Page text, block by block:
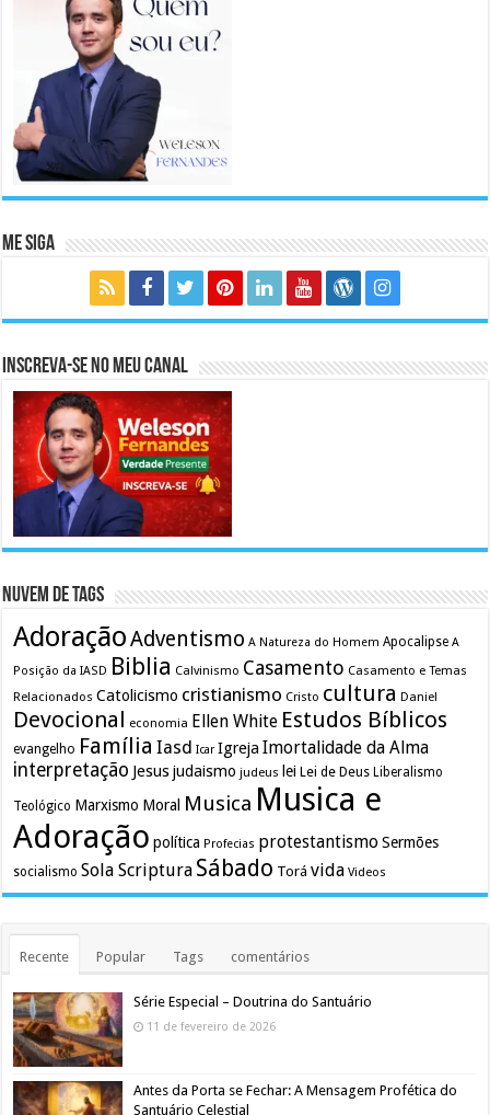
Me Siga
Inscreva-se no meu canal
Nuvem de Tags
AdoraçãoAdventismo A Natureza do Homem Apocalipse A
Posição da IASD Biblia Calvinismo Casamento Casamento e Temas
Relacionados Catolicismo cristianismo Cristo cultura Daniel
Devocional economia Ellen White Estudos Bíblicos
evangelho Família Iasd Icar Igreja Imortalidade da Alma
interpretação Jesusjudaismo judeus lei Lei de Deus Liberalismo
Teológico Marxismo Moral Musica Musica e
Adoração política Profecias protestantismo Sermões
socialismo Sola Scriptura Sábado Torá vida Videos
Recente Popular Tags comentários
Série Especial – Doutrina do Santuário
11 de fevereiro de 2026
Antes da Porta se Fechar: A Mensagem Profética do
Santuário Celestial